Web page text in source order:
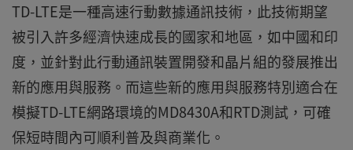
TD-LTE是一種高速行動數據通訊技術，此技術期望
被引入許多經濟快速成長的國家和地區，如中國和印
度，並針對此行動通訊裝置開發和晶片組的發展推出
新的應用與服務。而這些新的應用與服務特別適合在
模擬TD-LTE網路環境的MD8430A和RTD測試，可確
保短時間內可順利普及與商業化。